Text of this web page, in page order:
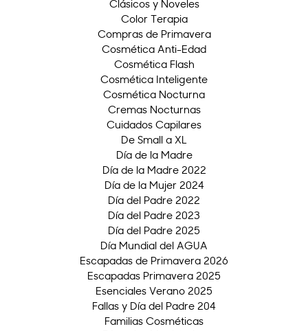
Clásicos y Noveles
Color Terapia
Compras de Primavera
Cosmética Anti-Edad
Cosmética Flash
Cosmética Inteligente
Cosmética Nocturna
Cremas Nocturnas
Cuidados Capilares
De Small a XL
Día de la Madre
Día de la Madre 2022
Día de la Mujer 2024
Día del Padre 2022
Día del Padre 2023
Día del Padre 2025
Día Mundial del AGUA
Escapadas de Primavera 2026
Escapadas Primavera 2025
Esenciales Verano 2025
Fallas y Día del Padre 204
Familias Cosméticas